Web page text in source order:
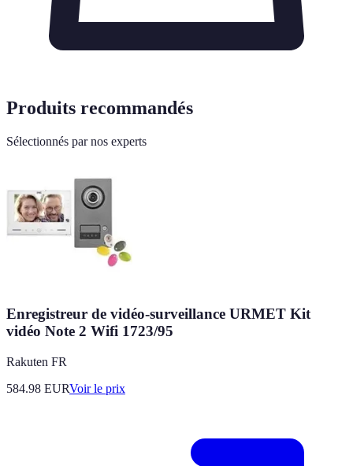
Produits recommandés
Sélectionnés par nos experts
Enregistreur de vidéo-surveillance URMET Kit
vidéo Note 2 Wifi 1723/95
Rakuten FR
584.98 EURVoir le prix